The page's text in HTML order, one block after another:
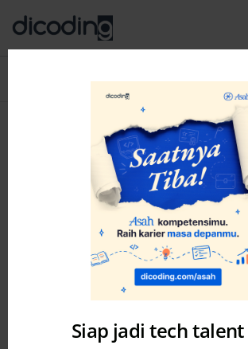
Siap jadi tech talent